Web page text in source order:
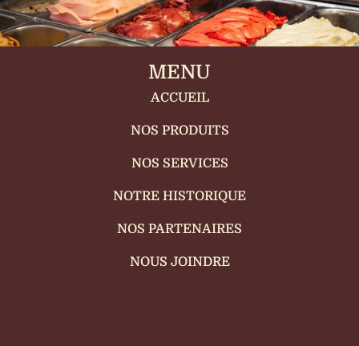
MENU
ACCUEIL
NOS PRODUITS
NOS SERVICES
NOTRE HISTORIQUE
NOS PARTENAIRES
NOUS JOINDRE